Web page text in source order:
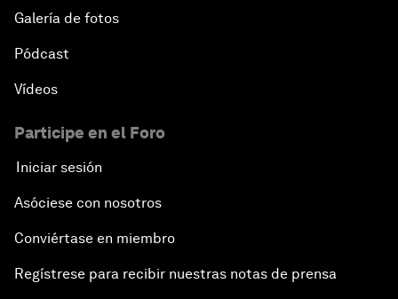
Galería de fotos
Pódcast
Vídeos
Participe en el Foro
Iniciar sesión
Asóciese con nosotros
Conviértase en miembro
Regístrese para recibir nuestras notas de prensa